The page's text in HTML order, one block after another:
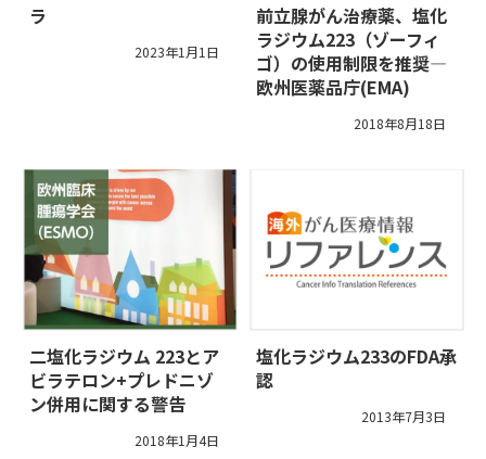
ラ
2023年1月1日
前立腺がん治療薬、塩化
ラジウム223（ゾーフィ
ゴ）の使用制限を推奨―
欧州医薬品庁(EMA)
2018年8月18日
二塩化ラジウム 223とア
ビラテロン+プレドニゾ
ン併用に関する警告
2018年1月4日
塩化ラジウム233のFDA承
認
2013年7月3日